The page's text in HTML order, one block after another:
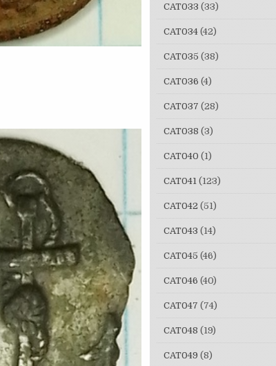
CAT033 (33)
CAT034 (42)
CAT035 (38)
CAT036 (4)
CAT037 (28)
CAT038 (3)
CAT040 (1)
CAT041 (123)
CAT042 (51)
CAT043 (14)
CAT045 (46)
CAT046 (40)
CAT047 (74)
CAT048 (19)
CAT049 (8)